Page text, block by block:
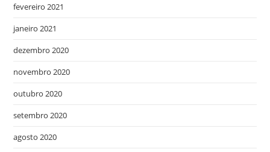
fevereiro 2021
janeiro 2021
dezembro 2020
novembro 2020
outubro 2020
setembro 2020
agosto 2020